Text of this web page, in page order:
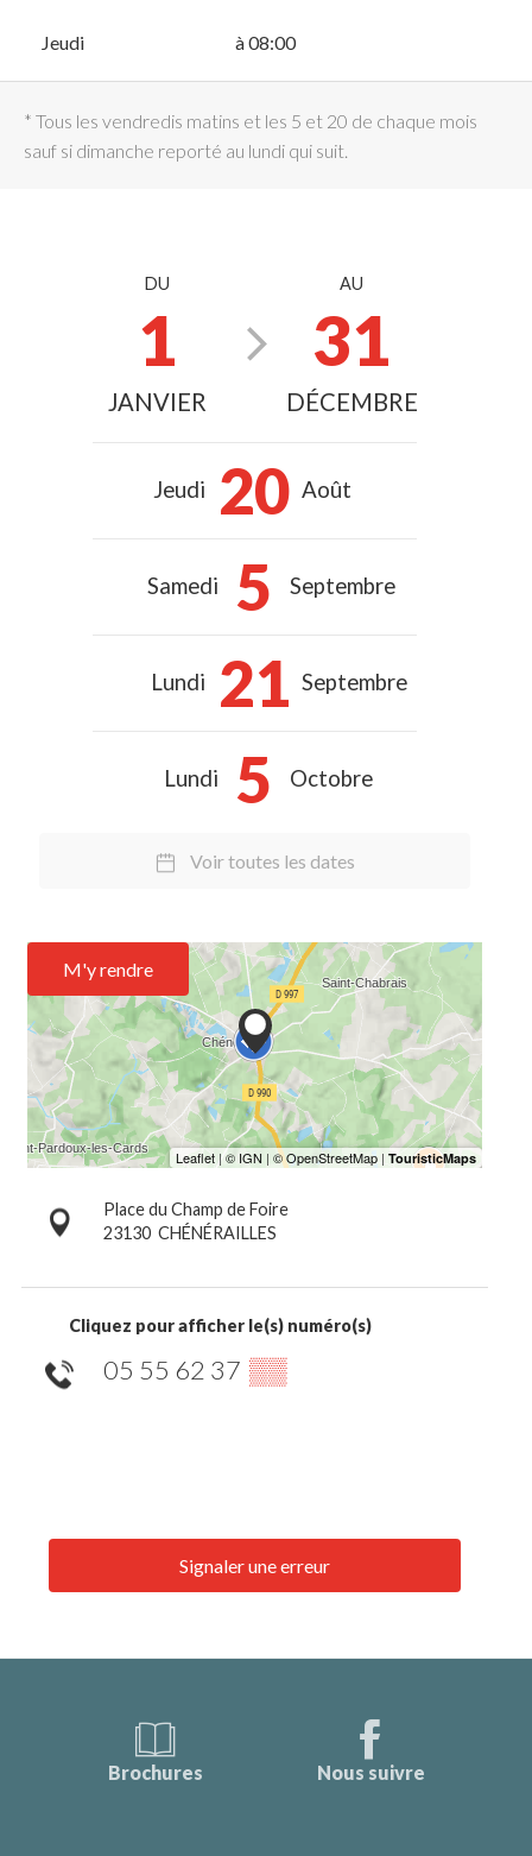
Jeudi à 08:00
* Tous les vendredis matins et les 5 et 20 de chaque mois
sauf si dimanche reporté au lundi qui suit.
DU
1
JANVIER
AU
31
DÉCEMBRE
Jeudi 20 Août
Samedi 5 Septembre
Lundi 21 Septembre
Lundi 5 Octobre
Voir toutes les dates
M'y rendre
Place du Champ de Foire
23130 CHÉNÉRAILLES
Cliquez pour afficher le(s) numéro(s)
05 55 62 37 ▒▒
Signaler une erreur
Brochures Nous suivre